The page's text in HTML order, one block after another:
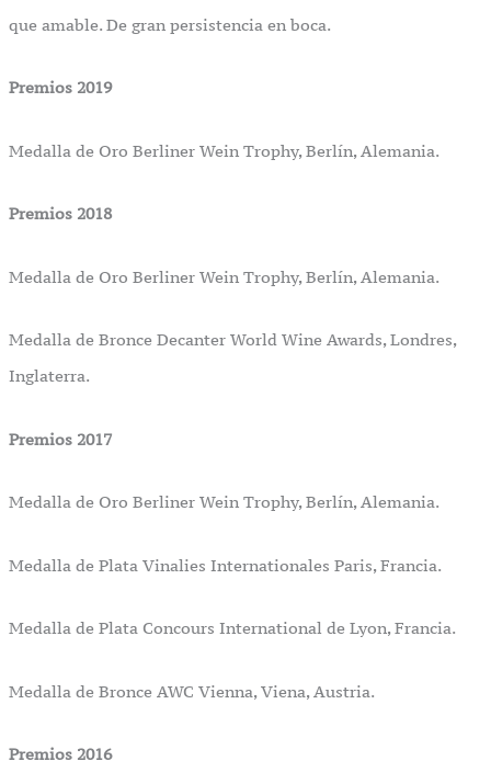
que amable. De gran persistencia en boca.
Premios 2019
Medalla de Oro Berliner Wein Trophy, Berlín, Alemania.
Premios 2018
Medalla de Oro Berliner Wein Trophy, Berlín, Alemania.
Medalla de Bronce Decanter World Wine Awards, Londres,
Inglaterra.
Premios 2017
Medalla de Oro Berliner Wein Trophy, Berlín, Alemania.
Medalla de Plata Vinalies Internationales Paris, Francia.
Medalla de Plata Concours International de Lyon, Francia.
Medalla de Bronce AWC Vienna, Viena, Austria.
Premios 2016